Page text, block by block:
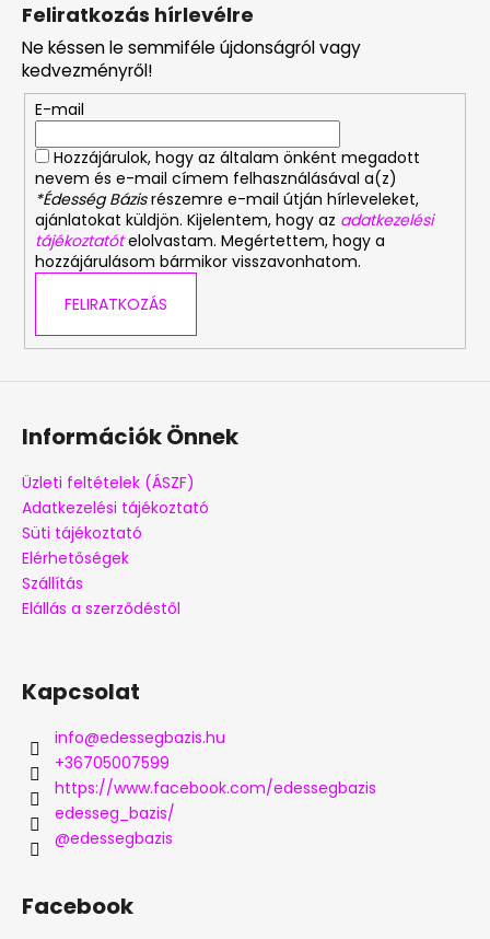
Feliratkozás hírlevélre
Ne késsen le semmiféle újdonságról vagy
kedvezményről!
E-mail
Hozzájárulok, hogy az általam önként megadott
nevem és e-mail címem felhasználásával a(z)
*Édesség Bázisrészemre e-mail útján hírleveleket,
ajánlatokat küldjön. Kijelentem, hogy az adatkezelési
tájékoztatót elolvastam. Megértettem, hogy a
hozzájárulásom bármikor visszavonhatom.
FELIRATKOZÁS
Információk Önnek
Üzleti feltételek (ÁSZF)
Adatkezelési tájékoztató
Süti tájékoztató
Elérhetőségek
Szállítás
Elállás a szerződéstől
Kapcsolat
info@edessegbazis.hu
+36705007599
https://www.facebook.com/edessegbazis
edesseg_bazis/
@edessegbazis
Facebook